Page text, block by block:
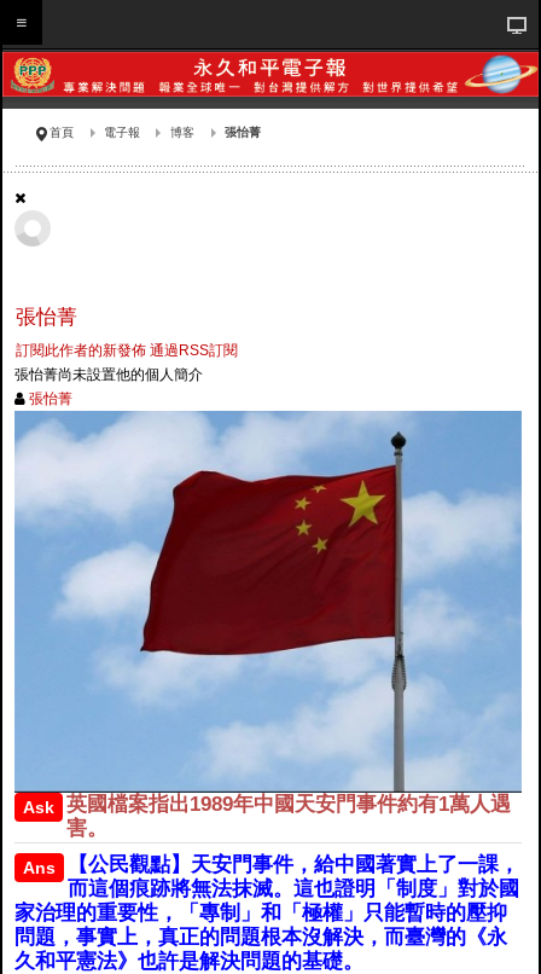
首頁 電子報 博客 張怡菁
張怡菁
訂閱此作者的新發佈 通過RSS訂閱
張怡菁尚未設置他的個人簡介
張怡菁
Ask
英國檔案指出1989年中國天安門事件約有1萬人遇
害。
Ans
【公民觀點】天安門事件，給中國著實上了一課，
而這個痕跡將無法抹滅。這也證明「制度」對於國
家治理的重要性，「專制」和「極權」只能暫時的壓抑
問題，事實上，真正的問題根本沒解決，而臺灣的《永
久和平憲法》也許是解決問題的基礎。